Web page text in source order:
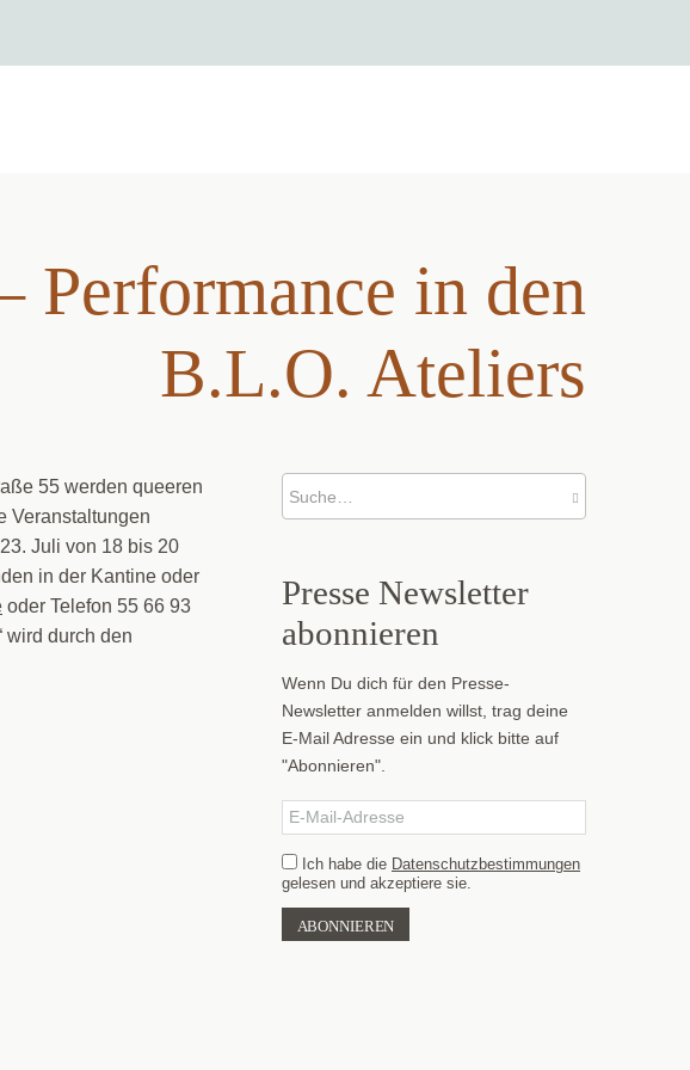
Performance in den
B.L.O. Ateliers
55 werden queeren
Veranstaltungen
Juli von 18 bis 20
in der Kantine oder
oder Telefon 55 66 93
wird durch den
Presse News­letter
abonnieren
Wenn Du dich für den Presse-
Newsletter anmelden willst, trag deine
E-Mail Adresse ein und klick bitte auf
"Abonnieren".
Ich habe die Datenschutzbestimmungen
gelesen und akzeptiere sie.